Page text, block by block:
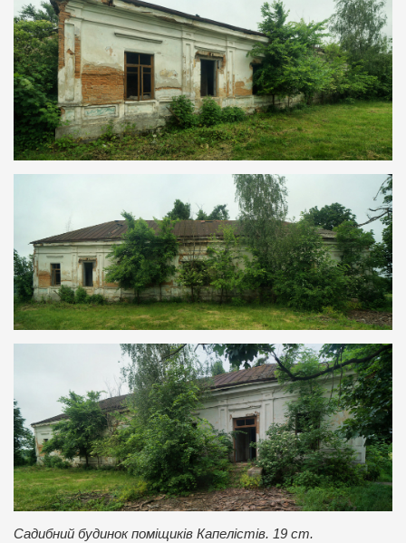
Садибний будинок поміщиків Капелістів. 19 ст.